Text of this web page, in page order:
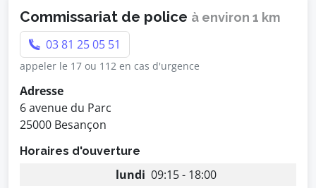
Commissariat de police à environ 1 km
03 81 25 05 51
appeler le 17 ou 112 en cas d'urgence
Adresse
6 avenue du Parc
25000 Besançon
Horaires d'ouverture
lundi 09:15 - 18:00